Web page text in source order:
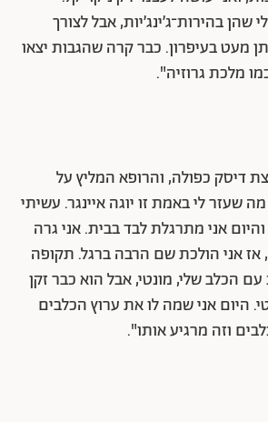
שהן בהירות־ג׳ינג׳יות, אבל לצורך
מעט בעיפרון. כבר קרה שהגבות יצאו
מלכת גרוזיה".
דיסק כפולה, והרופא המליץ על
שעזר לי באמת זו יוגה איינגר. עשיתי
אני מתרגלת לבד בבית. אני גרה
אז אני הולכת שם הרבה ברגל. תקופה
הכלב שלי, מונטי, אבל הוא כבר זקן
16, ודמנטי. היום אני שמה לו את ערוץ הכלבים
וזה מרגיע אותו".